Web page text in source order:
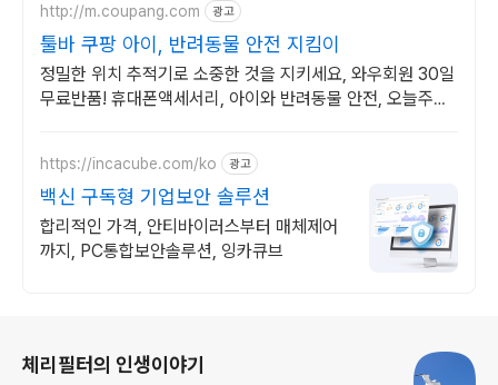
http://m.coupang.com 광고
툴바 쿠팡 아이, 반려동물 안전 지킴이
정밀한 위치 추적기로 소중한 것을 지키세요, 와우회원 30일
무료반품! 휴대폰액세서리, 아이와 반려동물 안전, 오늘주문
https://incacube.com/ko 광고
백신 구독형 기업보안 솔루션
합리적인 가격, 안티바이러스부터 매체제어
까지, PC통합보안솔루션, 잉카큐브
체리필터의 인생이야기